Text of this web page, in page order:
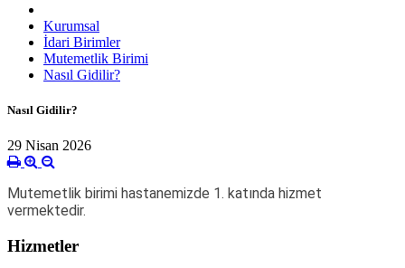
Kurumsal
İdari Birimler
Mutemetlik Birimi
Nasıl Gidilir?
Nasıl Gidilir?
29 Nisan 2026
Mutemetlik birimi hastanemizde 1. katında hizmet
vermektedir.
Hizmetler